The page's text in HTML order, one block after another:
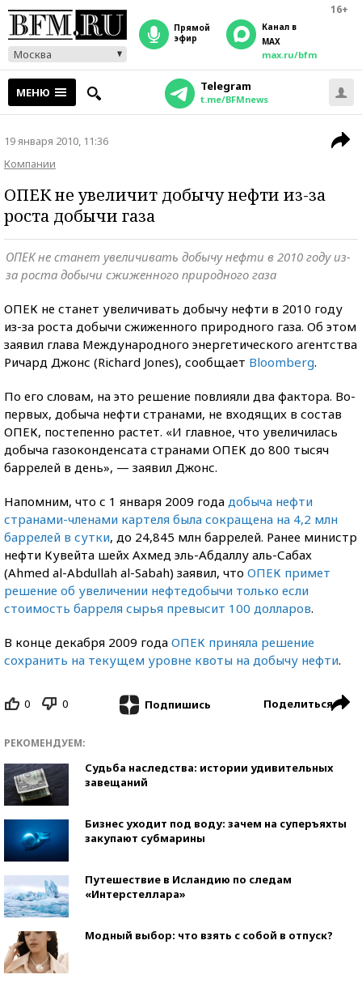
16+
Москва
прямой
эфир
Канал в
MAX
max.ru/bfm
МЕНЮ Telegram
t.me/BFMnews
19 января 2010, 11:36
Компании
ОПЕК не увеличит добычу нефти из-за
роста добычи газа
ОПЕК не станет увеличивать добычу нефти в 2010 году из-
за роста добычи сжиженного природного газа
ОПЕК не станет увеличивать добычу нефти в 2010 году
из-за роста добычи сжиженного природного газа. Об этом
заявил глава Международного энергетического агентства
Ричард Джонс (Richard Jones), сообщает Bloomberg.
По его словам, на это решение повлияли два фактора. Во-
первых, добыча нефти странами, не входящих в состав
ОПЕК, постепенно растет. «И главное, что увеличилась
добыча газоконденсата странами ОПЕК до 800 тысяч
баррелей в день», — заявил Джонс.
Напомним, что с 1 января 2009 года добыча нефти
странами-членами картеля была сокращена на 4,2 млн
баррелей в сутки, до 24,845 млн баррелей. Ранее министр
нефти Кувейта шейх Ахмед эль-Абдаллу аль-Сабах
(Ahmed al-Abdullah al-Sabah) заявил, что ОПЕК примет
решение об увеличении нефтедобычи только если
стоимость барреля сырья превысит 100 долларов.
В конце декабря 2009 года ОПЕК приняла решение
сохранить на текущем уровне квоты на добычу нефти.
0 0 Подпишись Поделиться
РЕКОМЕНДУЕМ:
Судьба наследства: истории удивительных
завещаний
Бизнес уходит под воду: зачем на суперъяхты
закупают субмарины
Путешествие в Исландию по следам
«Интерстеллара»
Модный выбор: что взять с собой в отпуск?